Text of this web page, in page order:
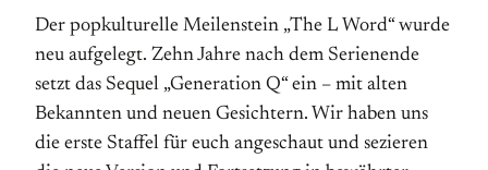
Der popkulturelle Meilenstein „The L Word“ wurde
neu aufgelegt. Zehn Jahre nach dem Serienende
setzt das Sequel „Generation Q“ ein – mit alten
Bekannten und neuen Gesichtern. Wir haben uns
die erste Staffel für euch angeschaut und sezieren